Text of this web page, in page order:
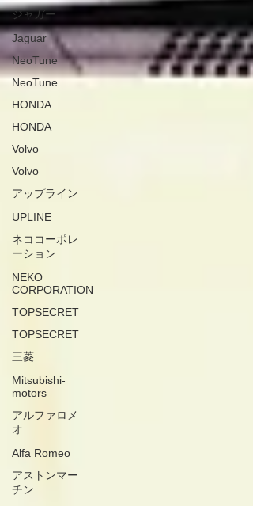
ジャガー
Jaguar
NeoTune
NeoTune
HONDA
HONDA
Volvo
Volvo
アップライン
UPLINE
ネココーポレ
ーション
NEKO
CORPORATION
TOPSECRET
TOPSECRET
三菱
Mitsubishi-
motors
アルファロメ
オ
Alfa Romeo
アストンマー
チン